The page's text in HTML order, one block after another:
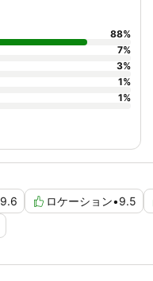
9.6 ロケーション•9.5
88%
7%
3%
1%
1%